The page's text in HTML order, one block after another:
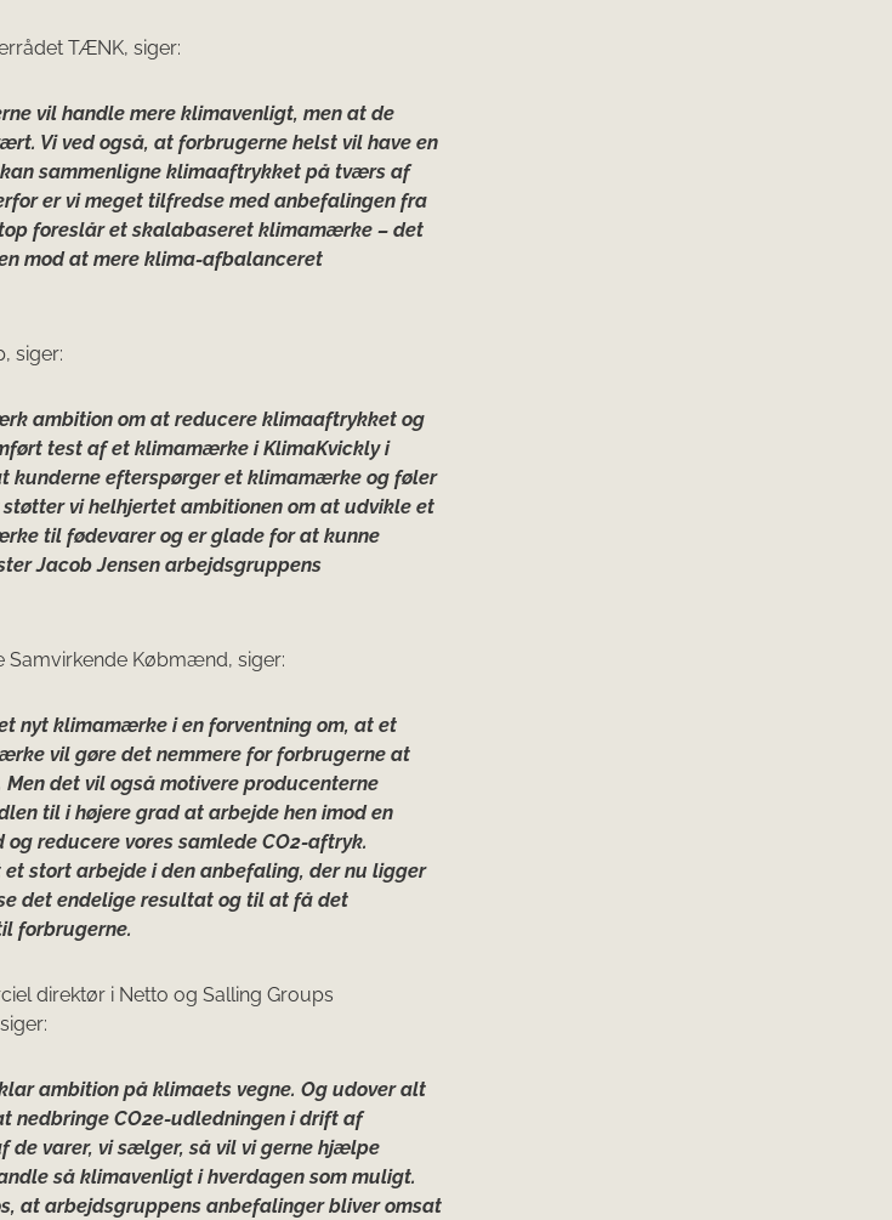
TÆNK, siger:
vil handle mere klimavenligt, men at de
Vi ved også, at forbrugerne helst vil have en
sammenligne klimaaftrykket på tværs af
er vi meget tilfredse med anbefalingen fra
foreslår et skalabaseret klimamærke – det
mod at mere klima-afbalanceret
siger:
ambition om at reducere klimaaftrykket og
test af et klimamærke i KlimaKvickly i
kunderne efterspørger et klimamærke og føler
vi helhjertet ambitionen om at udvikle et
til fødevarer og er glade for at kunne
Jacob Jensen arbejdsgruppens
Samvirkende Købmænd, siger:
nyt klimamærke i en forventning om, at et
vil gøre det nemmere for forbrugerne at
det vil også motivere producenterne
til i højere grad at arbejde hen imod en
reducere vores samlede CO2-aftryk.
stort arbejde i den anbefaling, der nu ligger
det endelige resultat og til at få det
forbrugerne.
direktør i Netto og Salling Groups
ambition på klimaets vegne. Og udover alt
nedbringe CO2e-udledningen i drift af
de varer, vi sælger, så vil vi gerne hjælpe
så klimavenligt i hverdagen som muligt.
at arbejdsgruppens anbefalinger bliver omsat